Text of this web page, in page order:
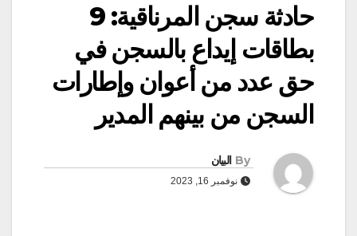
حادثة سجن المرناقية: 9
بطاقات إيداع بالسجن في
حق عدد من أعوان وإطارات
السجن من بينهم المدير
By البيان
نوفمبر 16, 2023